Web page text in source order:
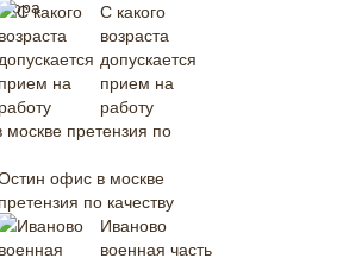
С какого
возраста
допускается
прием на
работу
претензия по
офис в москве
претензия по качеству
Иваново
военная часть